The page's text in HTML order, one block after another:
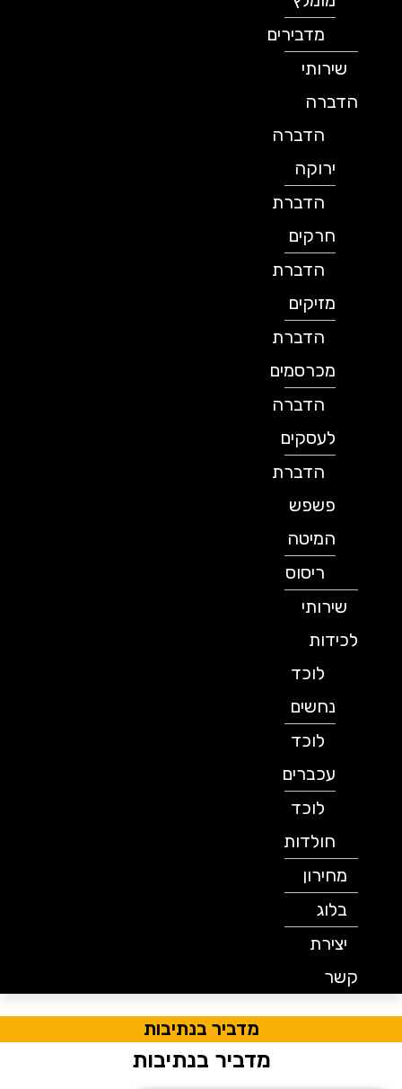
מדבירים
שירותי
הדברה
הדברה
ירוקה
הדברת
חרקים
הדברת
מזיקים
הדברת
מכרסמים
הדברה
לעסקים
הדברת
פשפש
המיטה
ריסוס
שירותי
לכידות
לוכד
נחשים
לוכד
עכברים
לוכד
חולדות
מחירון
בלוג
יצירת
קשר
מדביר בנתיבות
מדביר בנתיבות